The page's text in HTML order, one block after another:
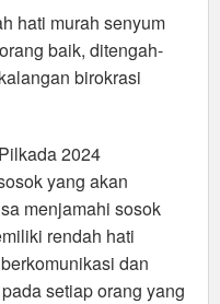
hati murah senyum
baik, ditengah-
birokrasi
2024
yang akan
menjamahi sosok
rendah hati
dan
setiap orang yang